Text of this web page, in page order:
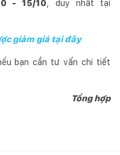
- 15/10 , duy nhất tại
giảm giá tại đây
bạn cần tư vấn chi tiết
Tổng hợp